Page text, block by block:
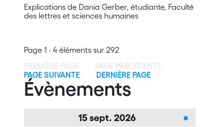
Explications de Dania Gerber, étudiante, Faculté
des lettres et sciences humaines
Page 1 · 4 éléments sur 292
PAGE SUIVANTE
DERNIÈRE PAGE
Évènements
15sept. 2026